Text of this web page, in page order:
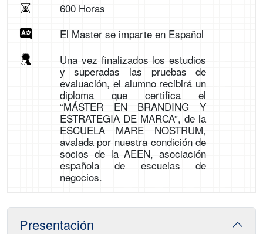
600 Horas
El Master se imparte en Español
Una vez finalizados los estudios
y superadas las pruebas de
evaluación, el alumno recibirá un
diploma que certifica el
“MÁSTER EN BRANDING Y
ESTRATEGIA DE MARCA”, de la
ESCUELA MARE NOSTRUM,
avalada por nuestra condición de
socios de la AEEN, asociación
española de escuelas de
negocios.
Presentación